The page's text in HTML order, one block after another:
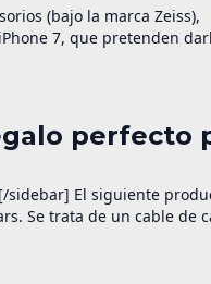
(bajo la marca Zeiss),
7, que pretenden
Pro está conformada
montura de aluminio (a la
perfecto
sidebar] El siguiente
Se trata de un cable de